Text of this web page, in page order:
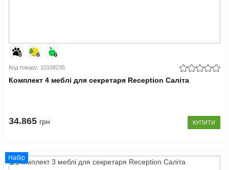
Код товару: 10108235
Комплект 4 меблі для секретаря Reception Саліта
34.865 грн КУПИТИ
Набір